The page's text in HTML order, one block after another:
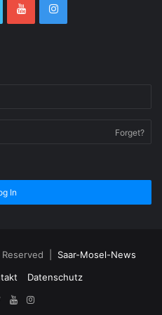
Forget?
In
Reserved | Saar-Mosel-News
Datenschutz